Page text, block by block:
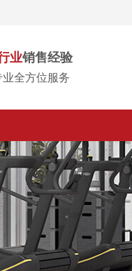
业销售经验
全方位服务